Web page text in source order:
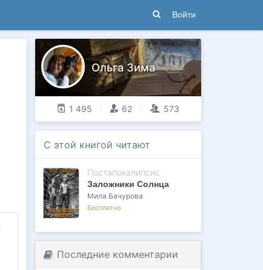
Войти
Ольга Зима
1 495 62 573
С этой книгой читают
Постапокалипсис
Заложники Солнца
Мила Бачурова
Бесплатно
Последние комментарии